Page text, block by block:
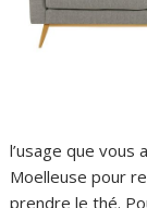
l’usage que vous
Moelleuse pour
prendre le thé.